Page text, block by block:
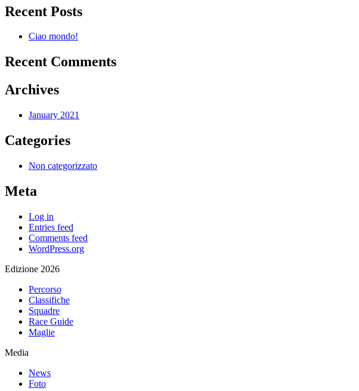
Recent Posts
Ciao mondo!
Recent Comments
Archives
January 2021
Categories
Non categorizzato
Meta
Log in
Entries feed
Comments feed
WordPress.org
Edizione 2026
Percorso
Classifiche
Squadre
Race Guide
Maglie
Media
News
Foto